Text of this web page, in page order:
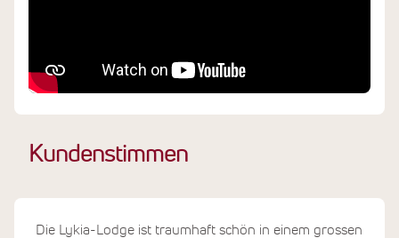
Kundenstimmen
Die Lykia-Lodge ist traumhaft schön in einem grossen